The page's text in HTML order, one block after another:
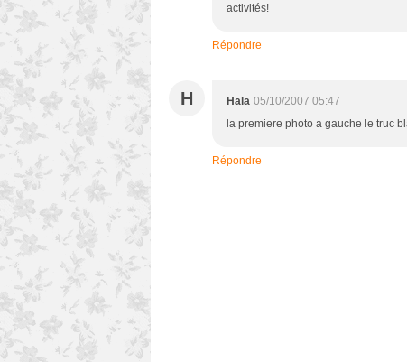
activités!
Répondre
H Hala 05/10/2007 05:47
la premiere photo a gauche le truc
Répondre